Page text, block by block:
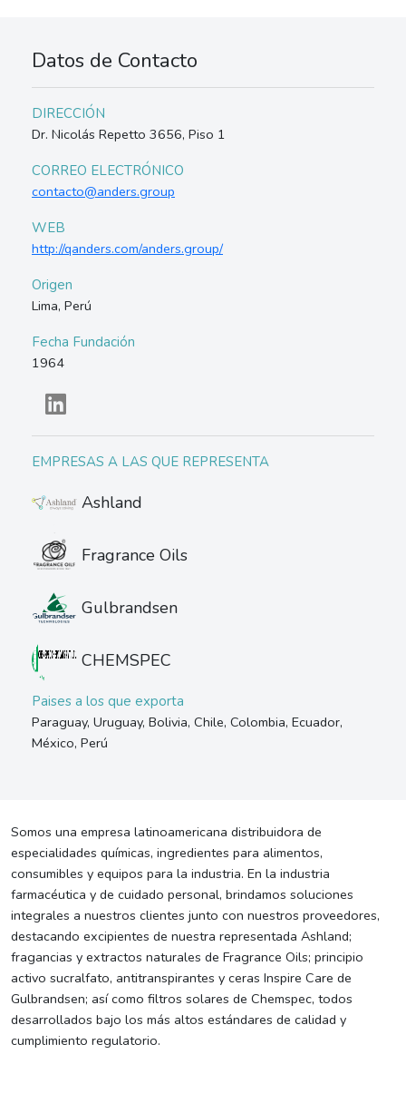
Datos de Contacto
DIRECCIÓN
Dr. Nicolás Repetto 3656, Piso 1
CORREO ELECTRÓNICO
contacto@anders.group
WEB
http://qanders.com/anders.group/
Origen
Lima, Perú
Fecha Fundación
1964
EMPRESAS A LAS QUE REPRESENTA
Ashland
Fragrance Oils
Gulbrandsen
CHEMSPEC
Paises a los que exporta
Paraguay, Uruguay, Bolivia, Chile, Colombia, Ecuador,
México, Perú
Somos una empresa latinoamericana distribuidora de
especialidades químicas, ingredientes para alimentos,
consumibles y equipos para la industria. En la industria
farmacéutica y de cuidado personal, brindamos soluciones
integrales a nuestros clientes junto con nuestros proveedores,
destacando excipientes de nuestra representada Ashland;
fragancias y extractos naturales de Fragrance Oils; principio
activo sucralfato, antitranspirantes y ceras Inspire Care de
Gulbrandsen; así como filtros solares de Chemspec, todos
desarrollados bajo los más altos estándares de calidad y
cumplimiento regulatorio.